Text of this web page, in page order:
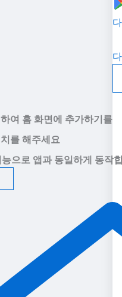
여 홈 화면에 추가하기를
를 해주세요
으로 앱과 동일하게 동작